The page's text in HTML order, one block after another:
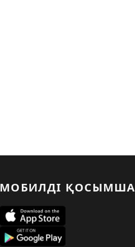
МОБИЛДІ ҚОСЫМША